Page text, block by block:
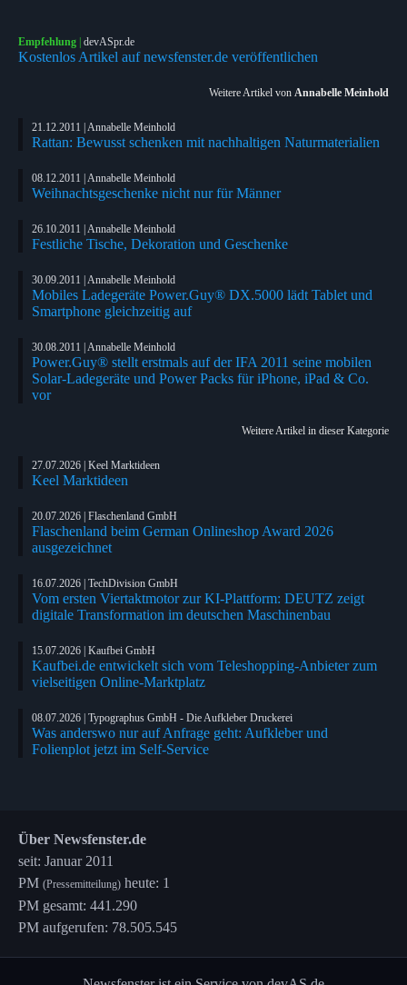
Empfehlung | devASpr.de
Kostenlos Artikel auf newsfenster.de veröffentlichen
Weitere Artikel von Annabelle Meinhold
21.12.2011 | Annabelle Meinhold
Rattan: Bewusst schenken mit nachhaltigen Naturmaterialien
08.12.2011 | Annabelle Meinhold
Weihnachtsgeschenke nicht nur für Männer
26.10.2011 | Annabelle Meinhold
Festliche Tische, Dekoration und Geschenke
30.09.2011 | Annabelle Meinhold
Mobiles Ladegeräte Power.Guy® DX.5000 lädt Tablet und
Smartphone gleichzeitig auf
30.08.2011 | Annabelle Meinhold
Power.Guy® stellt erstmals auf der IFA 2011 seine mobilen
Solar-Ladegeräte und Power Packs für iPhone, iPad & Co.
vor
Weitere Artikel in dieser Kategorie
27.07.2026 | Keel Marktideen
Keel Marktideen
20.07.2026 | Flaschenland GmbH
Flaschenland beim German Onlineshop Award 2026
ausgezeichnet
16.07.2026 | TechDivision GmbH
Vom ersten Viertaktmotor zur KI-Plattform: DEUTZ zeigt
digitale Transformation im deutschen Maschinenbau
15.07.2026 | Kaufbei GmbH
Kaufbei.de entwickelt sich vom Teleshopping-Anbieter zum
vielseitigen Online-Marktplatz
08.07.2026 | Typographus GmbH - Die Aufkleber Druckerei
Was anderswo nur auf Anfrage geht: Aufkleber und
Folienplot jetzt im Self-Service
Über Newsfenster.de
seit: Januar 2011
PM (Pressemitteilung) heute: 1
PM gesamt: 441.290
PM aufgerufen: 78.505.545